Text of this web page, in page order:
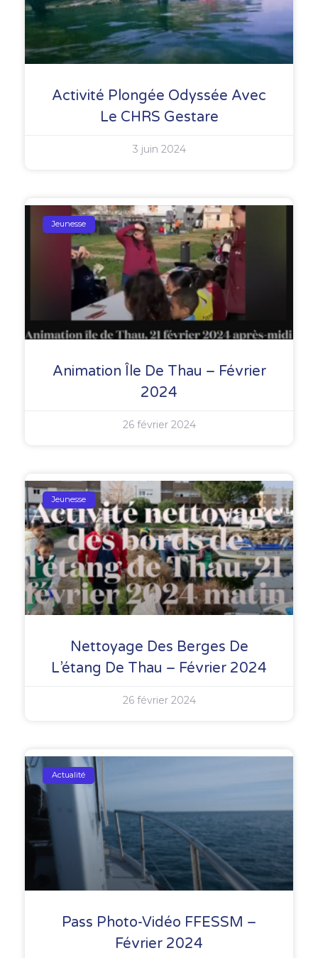
Activité Plongée Odyssée Avec
Le CHRS Gestare
3 juin 2024
Jeunesse
Animation Île De Thau – Février
2024
26 février 2024
Jeunesse
Nettoyage Des Berges De
L’étang De Thau – Février 2024
26 février 2024
Actualité
Pass Photo-Vidéo FFESSM –
Février 2024